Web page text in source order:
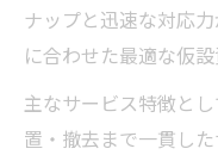
ナップと迅速な対応
に合わせた最適な仮設
主なサービス特徴と
置・撤去まで一貫し